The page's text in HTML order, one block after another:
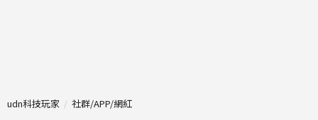
udn科技玩家 社群/APP/網紅